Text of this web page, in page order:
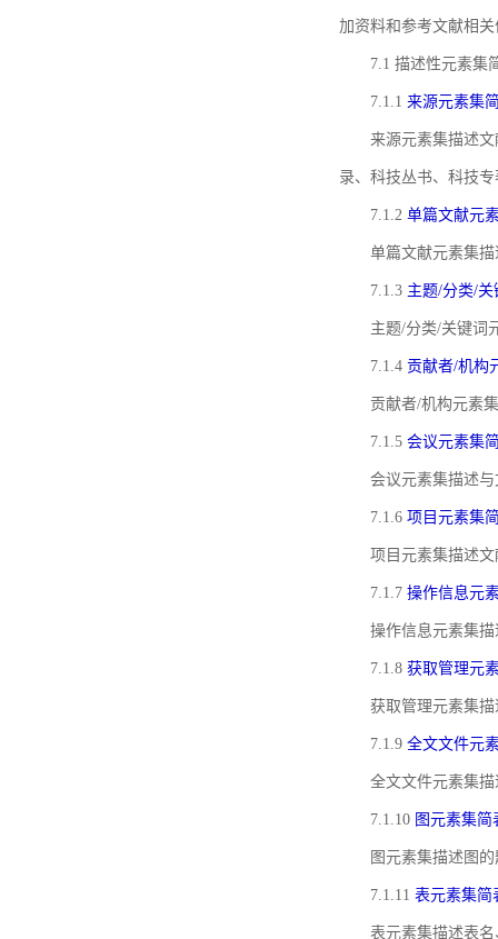
加资料和参考文献相
7.1 描述性元素集
7.1.1 来源元素集
来源元素集描述
录、科技丛书、科技
7.1.2 单篇文献元
单篇文献元素集
7.1.3 主题/分类/
主题/分类/关键词
7.1.4 贡献者/机构
贡献者/机构元素
7.1.5 会议元素集
会议元素集描述
7.1.6 项目元素集
项目元素集描述
7.1.7 操作信息元
操作信息元素集
7.1.8 获取管理元
获取管理元素集
7.1.9 全文文件元
全文文件元素集
7.1.10 图元素集简
图元素集描述图
7.1.11 表元素集简
表元素集描述表